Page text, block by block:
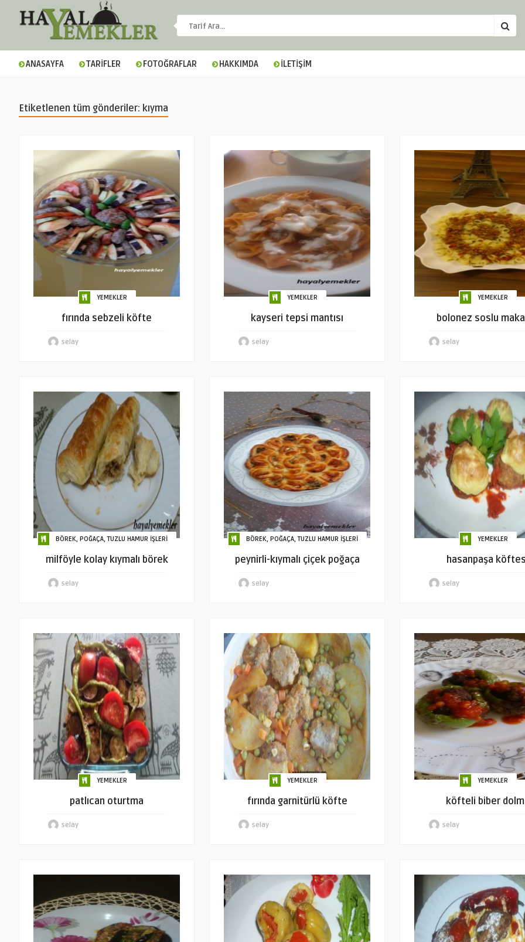
ANASAYFA TARİFLER FOTOĞRAFLAR HAKKIMDA İLETİŞİM
Etiketlenen tüm gönderiler: kıyma
YEMEKLER
fırında sebzeli köfte
selay
YEMEKLER
kayseri tepsi mantısı
selay
YEMEKLER
bolonez soslu
selay
BÖREK, POĞAÇA, TUZLU HAMUR İŞLERİ
milföyle kolay kıymalı börek
selay
BÖREK, POĞAÇA, TUZLU HAMUR İŞLERİ
peynirli-kıymalı çiçek poğaça
selay
YEMEKLER
hasanpaşa
selay
YEMEKLER
patlıcan oturtma
selay
YEMEKLER
fırında garnitürlü köfte
selay
YEMEKLER
köfteli biber
selay